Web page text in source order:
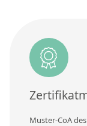
Über uns
Über Labmix24
Unsere Partner und
Muster-CoA